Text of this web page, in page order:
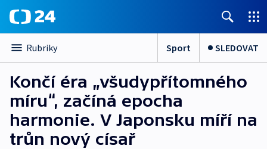
Rubriky Sport SLEDOVAT
Končí éra „všudypřítomného
míru“, začíná epocha
harmonie. V Japonsku míří na
trůn nový císař